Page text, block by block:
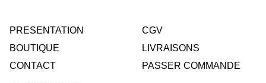
PRESENTATION
BOUTIQUE
CONTACT
CGV
LIVRAISONS
PASSER COMMANDE